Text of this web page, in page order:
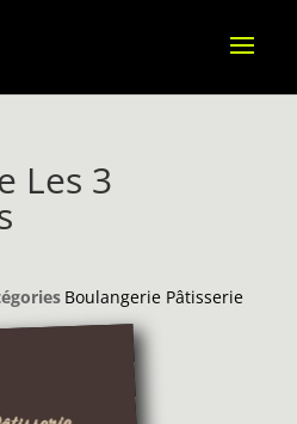
Les 3
Boulangerie Pâtisserie